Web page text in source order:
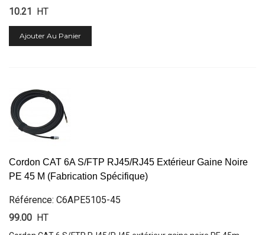
10.21 HT
Ajouter Au Panier
Cordon CAT 6A S/FTP RJ45/RJ45 Extérieur Gaine Noire
PE 45 M (Fabrication Spécifique)
Référence: C6APE5105-45
99.00 HT